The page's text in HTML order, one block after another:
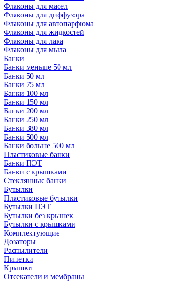
Флаконы для масел
Флаконы для диффузора
Флаконы для автопарфюма
Флаконы для жидкостей
Флаконы для лака
Флаконы для мыла
Банки
Банки меньше 50 мл
Банки 50 мл
Банки 75 мл
Банки 100 мл
Банки 150 мл
Банки 200 мл
Банки 250 мл
Банки 380 мл
Банки 500 мл
Банки больше 500 мл
Пластиковые банки
Банки ПЭТ
Банки с крышками
Стеклянные банки
Бутылки
Пластиковые бутылки
Бутылки ПЭТ
Бутылки без крышек
Бутылки с крышками
Комплектующие
Дозаторы
Распылители
Пипетки
Крышки
Отсекатели и мембраны